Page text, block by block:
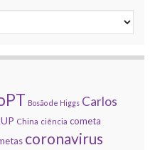
Bosão de Higgs Carlos
China ciência cometa
coronavirus